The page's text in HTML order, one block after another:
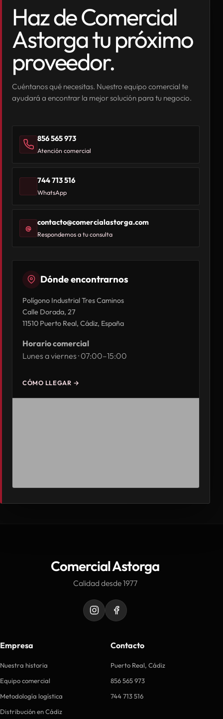
Haz de Comercial
Astorga tu próximo
proveedor.
Cuéntanos qué necesitas. Nuestro equipo comercial te
ayudará a encontrar la mejor solución para tu negocio.
856 565 973
Atención comercial
744 713 516
WhatsApp
@
contacto@comercialastorga.com
Respondemos a tu consulta
Dónde encontrarnos
Polígono Industrial Tres Caminos
Calle Dorada, 27
11510 Puerto Real, Cádiz, España
Horario comercial
Lunes a viernes · 07:00–15:00
CÓMO LLEGAR →
Comercial Astorga
Calidad desde 1977
Empresa
Nuestra historia
Equipo comercial
Metodología logística
Distribución en Cádiz
Contacto
Puerto Real, Cádiz
856 565 973
744 713 516